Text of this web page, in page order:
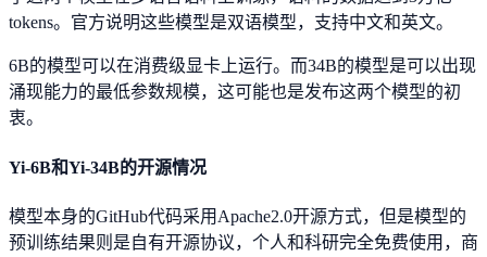
tokens。官方说明这些模型是双语模型，支持中文和英文。
6B的模型可以在消费级显卡上运行。而34B的模型是可以出现
涌现能力的最低参数规模，这可能也是发布这两个模型的初
衷。
Yi-6B和Yi-34B的开源情况
模型本身的GitHub代码采用Apache2.0开源方式，但是模型的
预训练结果则是自有开源协议，个人和科研完全免费使用，商